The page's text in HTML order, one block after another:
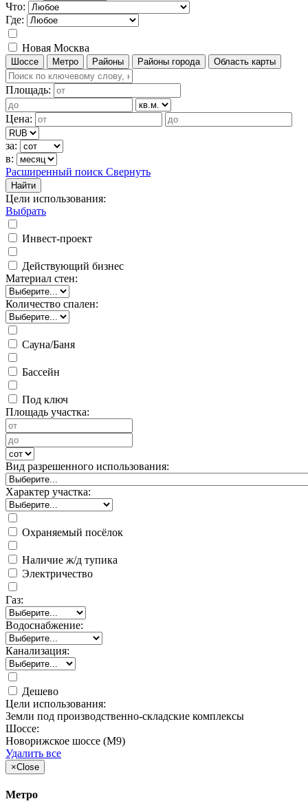
Что:
Где:
Новая Москва
Шоссе Метро Районы Районы города Область карты
Площадь:
Цена:
за:
в:
Расширенный поиск Свернуть
Найти
Цели использования:
Выбрать
Инвест-проект
Действующий бизнес
Материал стен:
Количество спален:
Сауна/Баня
Бассейн
Под ключ
Площадь участка:
Вид разрешенного использования:
Характер участка:
Охраняемый посёлок
Наличие ж/д тупика
Электричество
Газ:
Водоснабжение:
Канализация:
Дешево
Цели использования:
Земли под производственно-складские комплексы
Шоссе:
Новорижское шоссе (М9)
Удалить все
×Close
Метро